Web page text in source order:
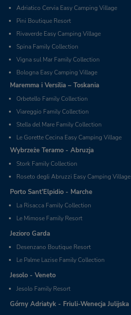
Adriatico Cervia Easy Camping Village
Pini Boutique Resort
Rivaverde Easy Camping Village
Spina Family Collection
Vigna sul Mar Family Collection
Bologna Easy Camping Village
Maremma i Versilia – Toskania
Orbetello Family Collection
Viareggio Family Collection
Stella del Mare Family Collection
Le Gorette Cecina Easy Camping Village
Wybrzeże Teramo - Abruzja
Stork Family Collection
Roseto degli Abruzzi Easy Camping Village
Porto Sant'Elpidio - Marche
La Risacca Family Collection
Le Mimose Family Resort
Jezioro Garda
Desenzano Boutique Resort
Le Palme Lazise Family Collection
Jesolo - Veneto
Jesolo Family Resort
Górny Adriatyk - Friuli-Wenecja Julijska